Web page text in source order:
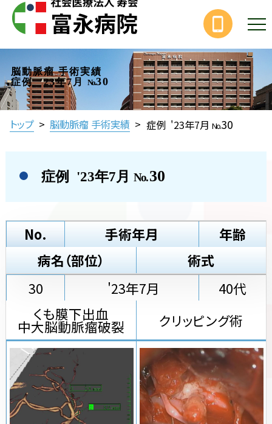
脳動脈瘤 手術実績
症例 '23年7月
No.30
トップ > 脳動脈瘤 手術実績 > 症例 '23年7月 No.30
症例 '23年7月 No.30
No. 手術年月
年齢
病名（部位）
術式
30
'23年7月
40代
くも膜下出血
中大脳動脈瘤破裂 クリッピング術